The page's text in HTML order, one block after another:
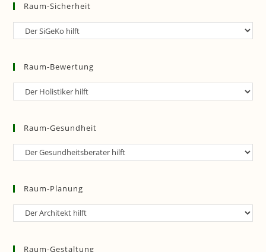
Raum-Sicherheit
Raum-
Raum-Bewertung
Raum-
Raum-Gesundheit
Raum-
Raum-Planung
Raum-
Raum-Gestaltung